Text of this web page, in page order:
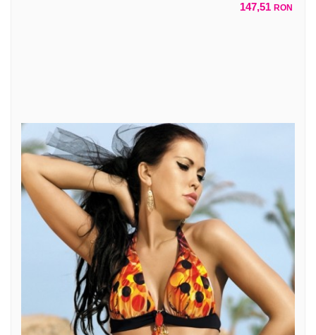
147,51 RON